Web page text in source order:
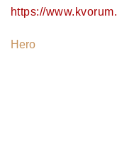
https://
Hero